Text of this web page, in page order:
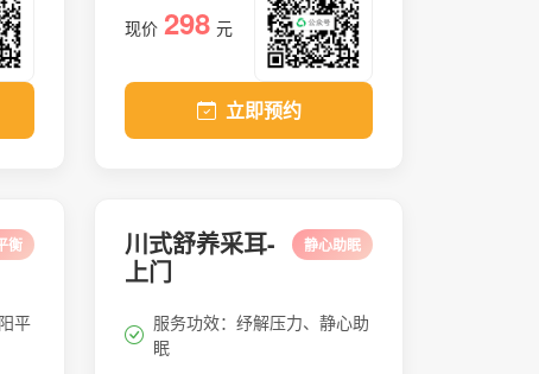
现价 298 元
立即预约
衡
平
川式舒养采耳-
上门
静心助眠
服务功效：纾解压力、静心助
眠